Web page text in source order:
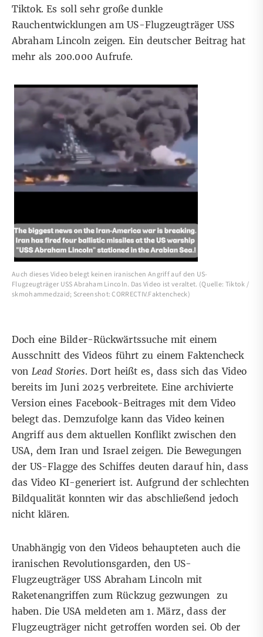
Tiktok. Es soll sehr große dunkle
Rauchentwicklungen am US-Flugzeugträger USS
Abraham Lincoln zeigen. Ein deutscher Beitraghat
mehr als 200.000 Aufrufe.
Auch dieses Video belegt keinen iranischen Angriff auf den US-
Flugzeugträger USS Abraham Lincoln. Das Video ist veraltet. (Quelle: Tiktok /
skmohammedzaid; Screenshot: CORRECTIV.Faktencheck)
Doch eine Bilder-Rückwärtssuche mit einem
Ausschnitt des Videos führt zu einem Faktencheck
von Lead Stories. Dort heißt es, dass sich das Video
bereits im Juni 2025 verbreitete. Einearchivierte
Versioneines Facebook-Beitrages mit dem Video
belegt das. Demzufolge kann das Video keinen
Angriff aus dem aktuellen Konflikt zwischen den
USA, dem Iran und Israel zeigen. Die Bewegungen
der US-Flagge des Schiffes deuten darauf hin, dass
das Video KI-generiert ist. Aufgrund der schlechten
Bildqualität konnten wir das abschließend jedoch
nicht klären.
Unabhängig von den Videos behaupteten auch die
iranischen Revolutionsgarden, den US-
Flugzeugträger USS Abraham Lincoln mit
Raketenangriffen zum Rückzug gezwungen zu
haben. DieUSA meldeten am 1. März, dass der
Flugzeugträger nicht getroffen worden sei. Ob der